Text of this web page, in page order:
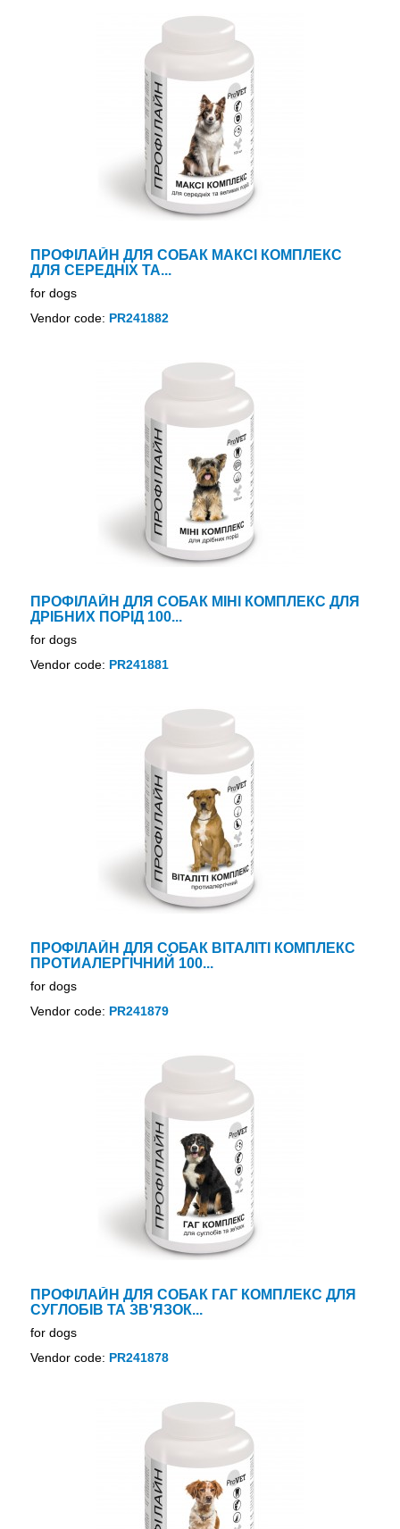
ПРОФІЛАЙН ДЛЯ СОБАК МАКСІ КОМПЛЕКС
ДЛЯ СЕРЕДНІХ ТА...
for dogs
Vendor code: PR241882
ПРОФІЛАЙН ДЛЯ СОБАК МІНІ КОМПЛЕКС ДЛЯ
ДРІБНИХ ПОРІД 100...
for dogs
Vendor code: PR241881
ПРОФІЛАЙН ДЛЯ СОБАК ВІТАЛІТІ КОМПЛЕКС
ПРОТИАЛЕРГІЧНИЙ 100...
for dogs
Vendor code: PR241879
ПРОФІЛАЙН ДЛЯ СОБАК ГАГ КОМПЛЕКС ДЛЯ
СУГЛОБІВ ТА ЗВ'ЯЗОК...
for dogs
Vendor code: PR241878